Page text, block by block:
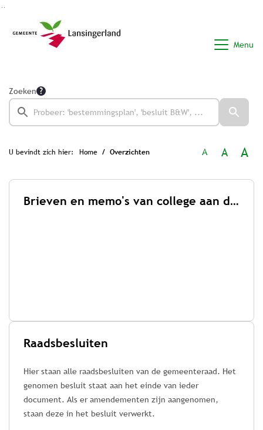
Menu
Zoeken
U bevindt zich hier: Home Overzichten A A A
Brieven en memo's van college aan de raad 2026
Raadsbesluiten
Hier staan alle raadsbesluiten van de gemeenteraad. Het
genomen besluit staat aan het einde van ieder
document. Als er amendementen zijn aangenomen,
staan deze in het besluit verwerkt.